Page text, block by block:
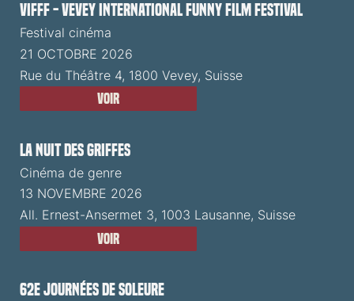
VIFFF - Vevey International Funny Film Festival
Festival cinéma
21 OCTOBRE 2026
Rue du Théâtre 4, 1800 Vevey, Suisse
Voir
La Nuit des Griffes
Cinéma de genre
13 NOVEMBRE 2026
All. Ernest-Ansermet 3, 1003 Lausanne, Suisse
Voir
62e Journées de Soleure